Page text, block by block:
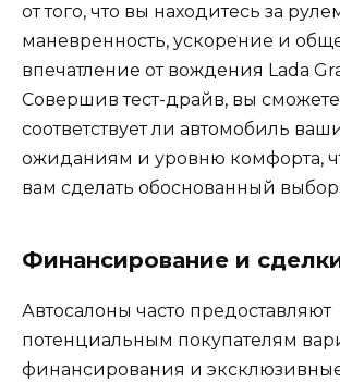
от того, что вы находитесь за
маневренность, ускорение и
впечатление от вождения Lada
Совершив тест-драйв, вы
соответствует ли автомобиль
ожиданиям и уровню комфорта,
вам сделать обоснованный выбор.
Финансирование и
Автосалоны часто предоставляют
потенциальным покупателям
финансирования и